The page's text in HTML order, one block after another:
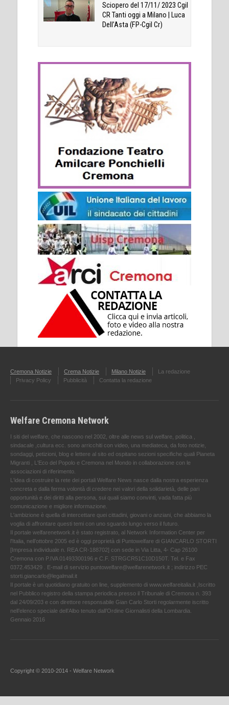
Sciopero del 17/11/ 2023 Cgil
CR Tanti oggi a Milano | Luca
Dell’Asta (FP-Cgil Cr)
Cremona Notizie Crema Notizie Milano Notizie
La redazione
Privacy Policy
Pubblicità Contatta la redazione
Welfare Cremona Network
I siti del welfare, che nascono nel 2002, oltre alle news sul welfare, politica ,
sindacale ,cultura ecc. sono arricchiti con video, una mediateca, da foto notizie,
sondaggi, petizioni, blog e lettere al sito ed ospitano sezioni specifiche quali Pianeta
Migranti , L'Eco del Popolo e Cremona nel Mondo in collaborazione con le
associazioni di riferimento.
L'idea di costruire la rete dei portali Welfare News nasce dalla nostra esperienza
concreta e dalla ferma volontà di credere nei valori della solidarietà, delle pari
opportunità e dei diritti alla persona, sui quali siamo convinti, vada fatta più
comunicazione e migliore informazione.
L'ambizione è quella di intercettare quei cittadini, giovani o anziani, che abbiamo la
voglia di affrontare questi temi con uno sguardo lungo verso il futuro.
Il portale welfarenetwork.it è stato registrato, al Network Information Center per
l'Italia, nell’ottobre 2005 ed è oggi proprietà di Puntowelfare di GIANCARLO STORTI
[Impresa individuale n. REA CR-188702] con sede in Via Litta, 4- Cap 26100
Cremona con P.IVA 01493300196 e C.F. STRGCR51C10D150T. Tel. e Fax
0372.453429 . E-mail di servizio puntowelfare@welfarenetwork.it ; indirizzo PEC
storti.giancarlo@legalmail.it
Il portale è un quotidiano gratuito on line, supplemento di www.welfareitalia.it ,Iscritto
nel Pubblico registro della stampa periodica presso il Tribunale di Cremona n. 393
dal 24/09/203 e con direttore responsabile Gian Carlo Storti regolarmente iscritto
nell’elenco speciale dell’Albo tenuto dall’Ordine Giornalisti della Lombardia.
Gennaio 2016
Copyright © 2010-2014 - Welfare Network